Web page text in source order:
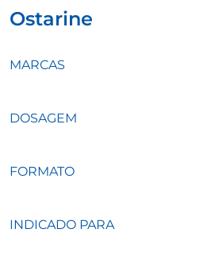
ostarine
MARCAS
DOSAGEM
FORMATO
INDICADO PARA